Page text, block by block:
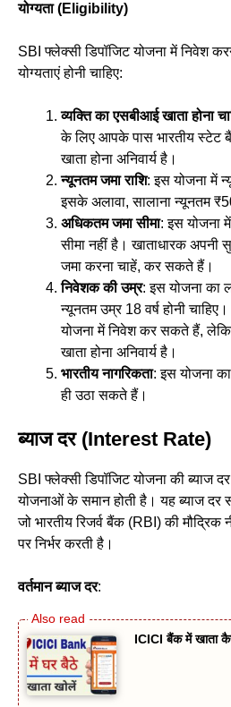
योग्यता (Eligibility)
SBI फ्लेक्सी डिपॉजिट योजना में निवेश
योग्यताएं होनी चाहिए:
व्यक्ति का एसबीआई खाता होना
के लिए आपके पास भारतीय स्टेट
खाता होना अनिवार्य है।
न्यूनतम जमा राशि: इस योजना में
इसके अलावा, सालाना न्यूनतम
अधिकतम जमा सीमा: इस योजना
सीमा नहीं है। खाताधारक अपनी
जमा करना चाहें, कर सकते हैं।
निवेशक की उम्र: इस योजना का
न्यूनतम उम्र 18 वर्ष होनी
योजना में निवेश कर सकते हैं,
खाता होना अनिवार्य है।
भारतीय नागरिकता: इस योजना
ही उठा सकते हैं।
ब्याज दर (Interest Rate)
SBI फ्लेक्सी डिपॉजिट योजना की ब्याज
योजनाओं के समान होती है। यह ब्याज दर
जो भारतीय रिजर्व बैंक (RBI) की मौद्रिक
पर निर्भर करती है।
वर्तमान ब्याज दर:
ICICI बैंक में खाता